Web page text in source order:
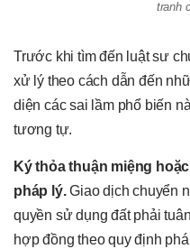
tranh
Trước khi tìm đến luật sư
xử lý theo cách dẫn đến
diện các sai lầm phổ biến
tương tự.
Ký thỏa thuận miệng
pháp lý.Giao dịch chuyển
quyền sử dụng đất phải
hợp đồng theo quy định